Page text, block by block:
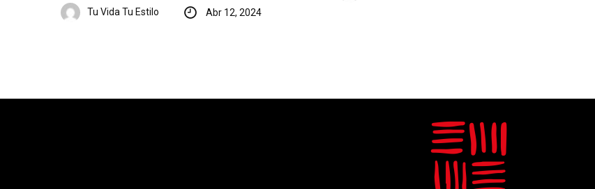
Tu Vida Tu Estilo Abr 12, 2024